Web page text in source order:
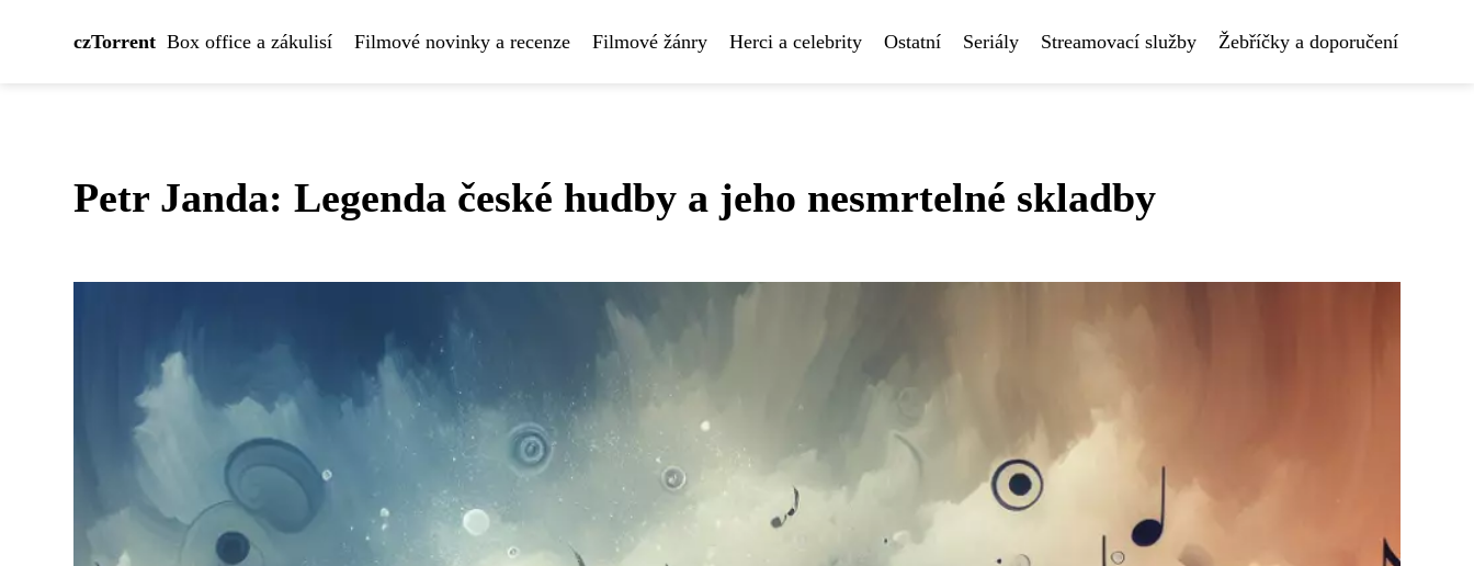
czTorrent Box office a zákulisí Filmové novinky a recenze Filmové žánry Herci a celebrity Ostatní Seriály Streamovací služby Žebříčky a doporučení
Petr Janda: Legenda české hudby a jeho nesmrtelné skladby